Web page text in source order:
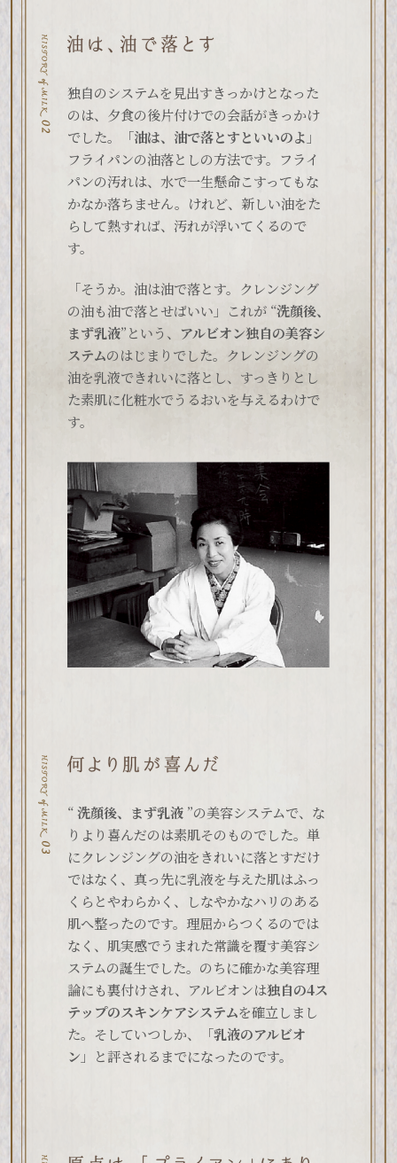
独自のシステムを見出すきっかけとなった
のは、夕食の後片付けでの会話がきっかけ
でした。「油は、油で落とすといいのよ 」
フライパンの油落としの方法です。フライ
パンの汚れは、水で一生懸命こすってもな
かなか落ちません。けれど、新しい油をた
らして熱すれば、汚れが浮いてくるので
す。
「そうか。油は油で落とす。クレンジング
の油も油で落とせばいい」これが “洗顔後、
まず乳液”という、 アルビオン独自の美容シ
ステムのはじまりでした。クレンジングの
油を乳液できれいに落とし、すっきりとし
た素肌に化粧水でうるおいを与えるわけで
す。
“洗顔後、まず乳液”の美容システムで、な
りより喜んだのは素肌そのものでした。単
にクレンジングの油をきれいに落とすだけ
ではなく、真っ先に乳液を与えた肌はふっ
くらとやわらかく、しなやかなハリのある
肌へ整ったのです。理屈からつくるのでは
なく、肌実感でうまれた常識を覆す美容シ
ステムの誕生でした。のちに確かな美容理
論にも裏付けされ、アルビオンは独自の4ス
テップのスキンケアシステムを確立しまし
た。そしていつしか、「乳液のアルビオ
ン 」と評されるまでになったのです。